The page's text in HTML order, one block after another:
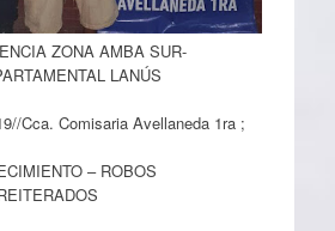
ZONA AMBA SUR-
LANÚS
Cca. Comisaria Avellaneda 1ra ;
– ROBOS